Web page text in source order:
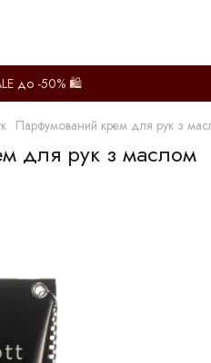
до -50% 🛍️
Парфумований крем для рук з
для рук з маслом